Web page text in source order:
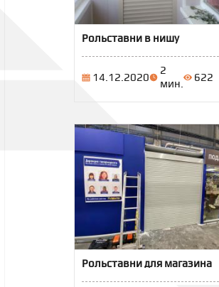
Рольставни в нишу
14.12.2020
2
мин.
622
Рольставни для магазина